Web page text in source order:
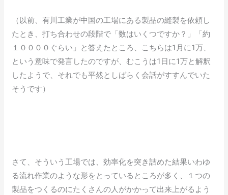
（以前、有川工業が中国の工場にある製品の縫製を依頼し
たとき、打ち合わせの段階で「数はいくつですか？」「約
１００００ぐらい」と答えたところ、こちらは1月に1万、
という意味で発言したのですが、むこうは1日に1万と解釈
したようで、それでも平然としばらく会話がすすんでいた
そうです）
さて、そういう工場では、効率化を突き詰めた結果いわゆ
る流れ作業のような形をとっているところが多く、１つの
製品をつくるのにたくさんの人がかかって出来上がるよう